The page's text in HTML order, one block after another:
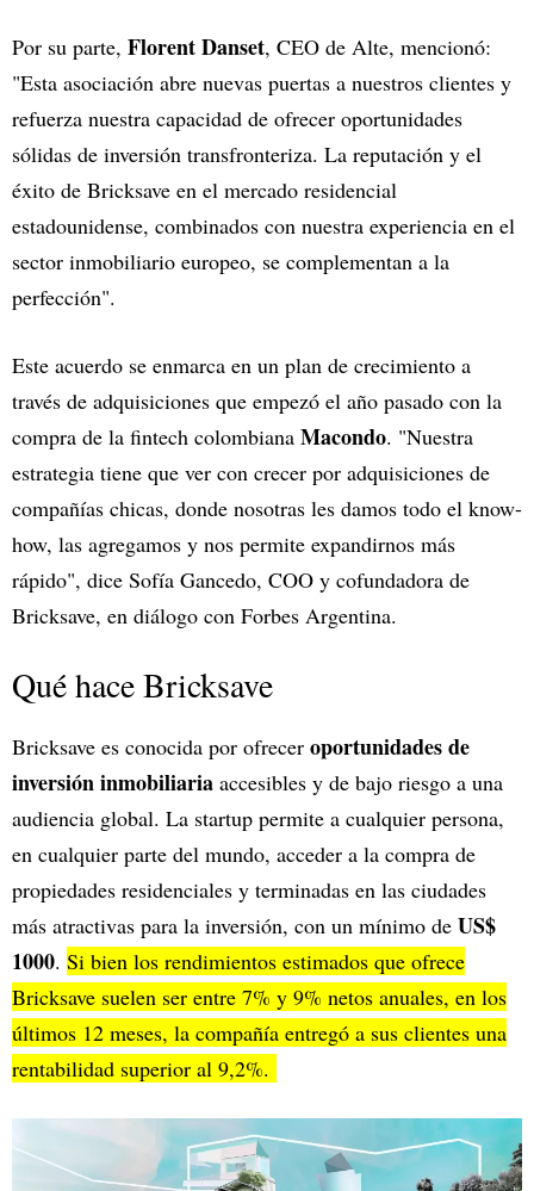
Por su parte, Florent Danset, CEO de Alte, mencionó:
"Esta asociación abre nuevas puertas a nuestros clientes y
refuerza nuestra capacidad de ofrecer oportunidades
sólidas de inversión transfronteriza. La reputación y el
éxito de Bricksave en el mercado residencial
estadounidense, combinados con nuestra experiencia en el
sector inmobiliario europeo, se complementan a la
perfección".
Este acuerdo se enmarca en un plan de crecimiento a
través de adquisiciones que empezó el año pasado con la
compra de la fintech colombiana Macondo. "Nuestra
estrategia tiene que ver con crecer por adquisiciones de
compañías chicas, donde nosotras les damos todo el know-
how, las agregamos y nos permite expandirnos más
rápido", dice Sofía Gancedo, COO y cofundadora de
Bricksave, en diálogo con Forbes Argentina.
Qué hace Bricksave
Bricksave es conocida por ofrecer oportunidades de
inversión inmobiliaria accesibles y de bajo riesgo a una
audiencia global. La startup permite a cualquier persona,
en cualquier parte del mundo, acceder a la compra de
propiedades residenciales y terminadas en las ciudades
más atractivas para la inversión, con un mínimo de US$
1000. Si bien los rendimientos estimados que ofrece
Bricksave suelen ser entre 7% y 9% netos anuales, en los
últimos 12 meses, la compañía entregó a sus clientes una
rentabilidad superior al 9,2%.